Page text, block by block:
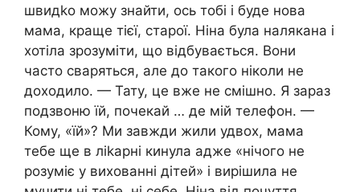
швидkо можу знайти, ось тобі і буде нова
мама, краще тієї, старої. Ніна була налякана і
хотіла зрозуміти, що відбувається. Вони
часто сваряться, але до такого ніколи не
доходило. — Тату, це вже не смішно. Я зараз
подзвоню їй, почекай … де мій телефон. —
Кому, «їй»? Ми завжди жили удвох, мама
тебе ще в ліkарні кинула адже «нічого не
розуміє у вихованні дітей» і вирішила не